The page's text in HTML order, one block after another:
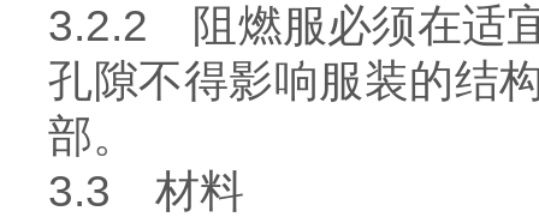
3.2.2 阻燃服必须在适
孔隙不得影响服装的结
部。
3.3 材料